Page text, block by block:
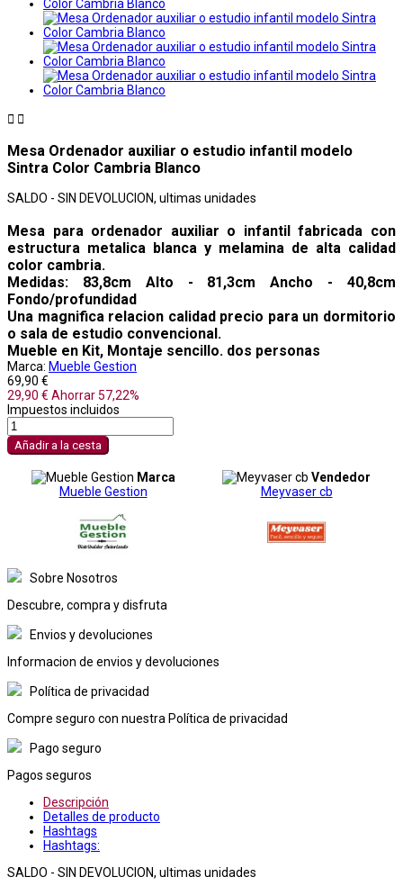
 
Mesa Ordenador auxiliar o estudio infantil modelo
Sintra Color Cambria Blanco
SALDO - SIN DEVOLUCION, ultimas unidades
Mesa para ordenador auxiliar o infantil fabricada con
estructura metalica blanca y melamina de alta calidad
color cambria.
Medidas: 83,8cm Alto - 81,3cm Ancho - 40,8cm
Fondo/profundidad
Una magnifica relacion calidad precio para un dormitorio
o sala de estudio convencional.
Mueble en Kit, Montaje sencillo. dos personas
Marca: Mueble Gestion
69,90 €
29,90 € Ahorrar 57,22%
Impuestos incluidos
Añadir a la cesta
Marca
Mueble Gestion
Vendedor
Meyvaser cb
Sobre Nosotros
Descubre, compra y disfruta
Envios y devoluciones
Informacion de envios y devoluciones
Política de privacidad
Compre seguro con nuestra Política de privacidad
Pago seguro
Pagos seguros
Descripción
Detalles de producto
Hashtags
Hashtags:
SALDO - SIN DEVOLUCION, ultimas unidades